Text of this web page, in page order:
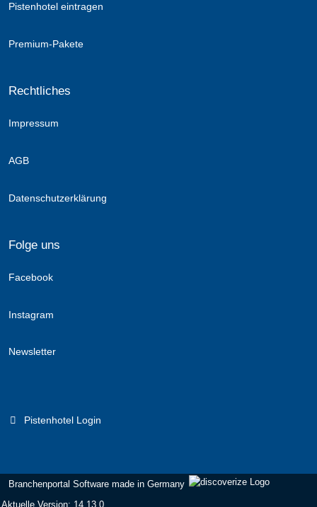
Pistenhotel eintragen
Premium-Pakete
Rechtliches
Impressum
AGB
Datenschutzerklärung
Folge uns
Facebook
Instagram
Newsletter
Pistenhotel Login
Branchenportal Software made in Germany
Aktuelle Version: 14.13.0